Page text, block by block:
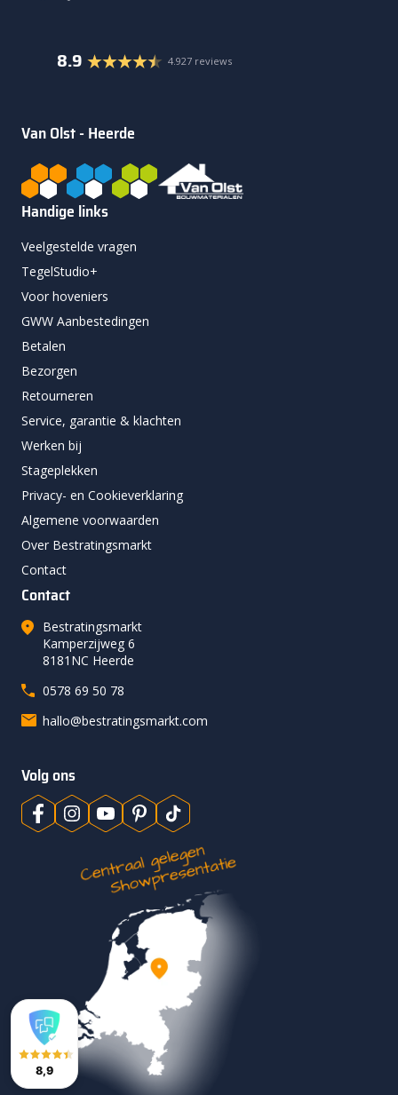
8.9 4.927 reviews
Van Olst - Heerde
Handige links
Veelgestelde vragen
TegelStudio+
Voor hoveniers
GWW Aanbestedingen
Betalen
Bezorgen
Retourneren
Service, garantie & klachten
Werken bij
Stageplekken
Privacy- en Cookieverklaring
Algemene voorwaarden
Over Bestratingsmarkt
Contact
Contact
Bestratingsmarkt
Kamperzijweg 6
8181NC Heerde
0578 69 50 78
hallo@bestratingsmarkt.com
Volg ons
8,9